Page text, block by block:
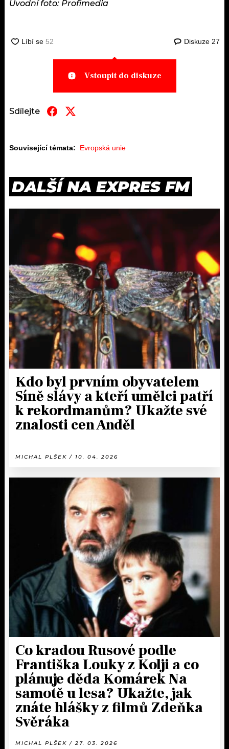
Úvodní foto: Profimedia
Diskuze 27
Vstoupit do diskuze
Sdílejte
Související témata: Evropská unie
DALŠÍ NA EXPRES FM
Kdo byl prvním obyvatelem
Síně slávy a kteří umělci patří
k rekordmanům? Ukažte své
znalosti cen Anděl
MICHAL PLŠEK / 10. 04. 2026
Co kradou Rusové podle
Františka Louky z Kolji a co
plánuje děda Komárek Na
samotě u lesa? Ukažte, jak
znáte hlášky z filmů Zdeňka
Svěráka
MICHAL PLŠEK / 27. 03. 2026